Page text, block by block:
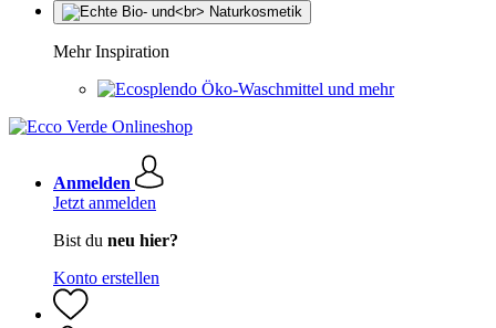
Mehr Inspiration
Öko-Waschmittel und mehr
Anmelden
Jetzt anmelden
Bist du neu hier?
Konto erstellen